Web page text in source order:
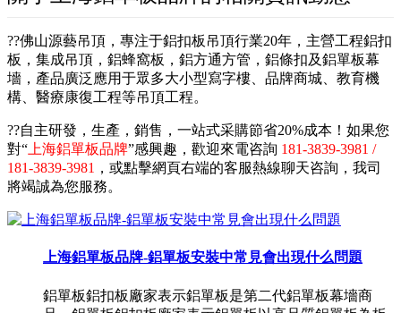
??佛山源藝吊頂，專注于鋁扣板吊頂行業20年，主營工程鋁扣
板，集成吊頂，鋁蜂窩板，鋁方通方管，鋁條扣及鋁單板幕
墻，產品廣泛應用于眾多大小型寫字樓、品牌商城、教育機
構、醫療康復工程等吊頂工程。
??自主研發，生產，銷售，一站式采購節省20%成本！如果您
對“ 上海鋁單板品牌”感興趣，歡迎來電咨詢 181-3839-3981 /
181-3839-3981 ，或點擊網頁右端的客服熱線聊天咨詢，我司
將竭誠為您服務。
上海鋁單板品牌-鋁單板安裝中常見會出現什么問題
鋁單板鋁扣板廠家表示鋁單板是第二代鋁單板幕墻商